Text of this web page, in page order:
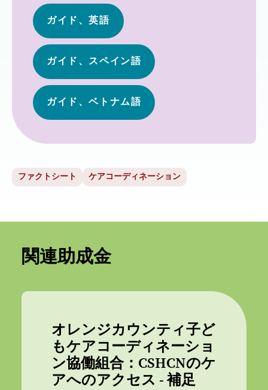
ガイド、英語
ガイド、スペイン語
ガイド、ベトナム語
ファクトシート ケアコーディネーション
関連助成金
オレンジカウンティ子ど
もケアコーディネーショ
ン協働組合：CSHCNのケ
アへのアクセス - 補足